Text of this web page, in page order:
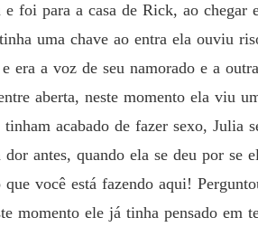
e foi para a casa de Rick, ao
uma chave ao entra ela ouviu
era a voz de seu namorado e a
aberta, neste momento ela viu
tinham acabado de fazer sexo, Julia
dor antes, quando ela se deu por se
você está fazendo aqui!
momento ele já tinha pensado em